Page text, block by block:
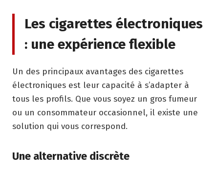
Les cigarettes électroniques
: une expérience flexible
Un des principaux avantages des cigarettes
électroniques est leur capacité à s’adapter à
tous les profils. Que vous soyez un gros fumeur
ou un consommateur occasionnel, il existe une
solution qui vous correspond.
Une alternative discrète